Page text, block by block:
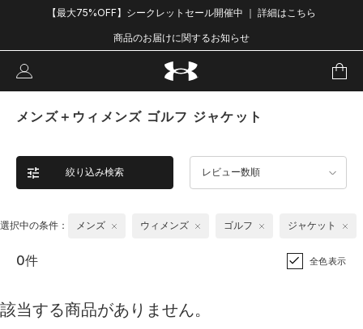
【最大75%OFF】シークレットセール開催中 ｜ 詳細はこちら
商品のお届けに関するお知らせ
メンズ＋ウィメンズ ゴルフ ジャケット
絞り込み検索 レビュー数順
選択中の条件： メンズ ウィメンズ ゴルフ ジャケット
0件 全色表示
該当する商品がありません。